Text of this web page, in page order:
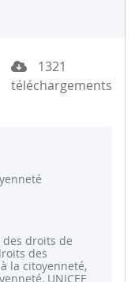
1321
téléchargements
droits de
des
la citoyenneté,
UNICEF